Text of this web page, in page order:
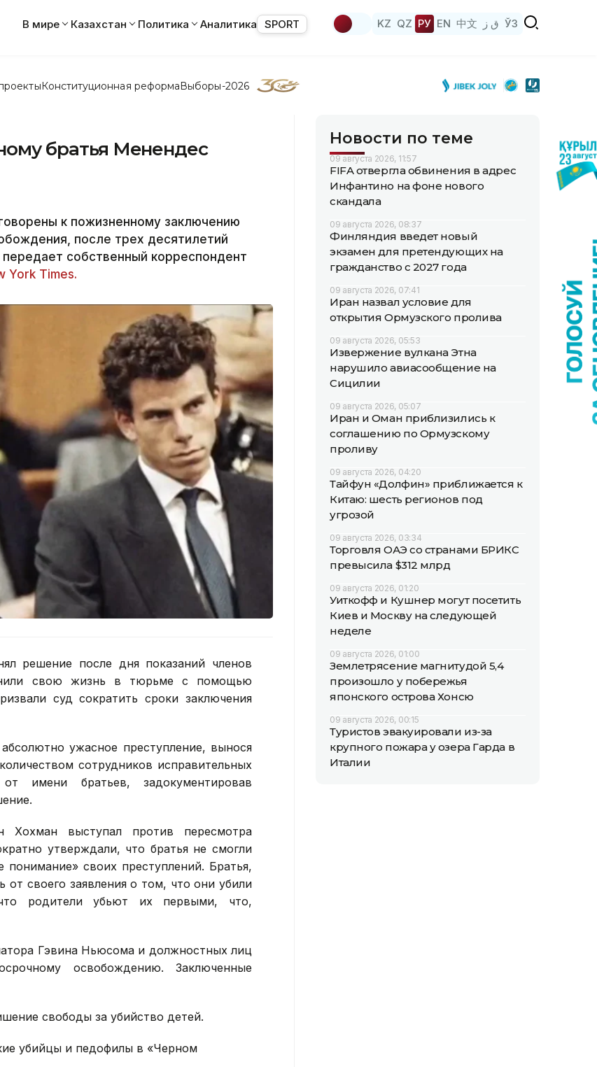
В мире Казахстан Политика Аналитика SPORT KZ QZ РУ EN 中文 ق ز ЎЗ
Конституционная реформаВыборы-2026
братья Менендес
к пожизненному заключению
после трех десятилетий
собственный корреспондент
York Times.
решение после дня показаний членов
свою жизнь в тюрьме с помощью
суд сократить сроки заключения
ужасное преступление, вынося
сотрудников исправительных
имени братьев, задокументировав
Хохман выступал против пересмотра
утверждали, что братья не смогли
своих преступлений. Братья,
от своего заявления о том, что они убили
родители убьют их первыми, что,
Гэвина Ньюсома и должностных лиц
освобождению. Заключенные
свободы за убийство детей.
убийцы и педофилы в «Черном
Новости по теме
09 августа 2026, 11:57
FIFA отвергла обвинения в адрес
Инфантино на фоне нового
скандала
09 августа 2026, 08:37
Финляндия введет новый
экзамен для претендующих на
гражданство с 2027 года
09 августа 2026, 07:41
Иран назвал условие для
открытия Ормузского пролива
09 августа 2026, 05:53
Извержение вулкана Этна
нарушило авиасообщение на
Сицилии
09 августа 2026, 05:07
Иран и Оман приблизились к
соглашению по Ормузскому
проливу
09 августа 2026, 04:20
Тайфун «Долфин» приближается к
Китаю: шесть регионов под
угрозой
09 августа 2026, 03:34
Торговля ОАЭ со странами БРИКС
превысила $312 млрд
09 августа 2026, 01:20
Уиткофф и Кушнер могут посетить
Киев и Москву на следующей
неделе
09 августа 2026, 01:00
Землетрясение магнитудой 5,4
произошло у побережья
японского острова Хонсю
09 августа 2026, 00:15
Туристов эвакуировали из-за
крупного пожара у озера Гарда в
Италии